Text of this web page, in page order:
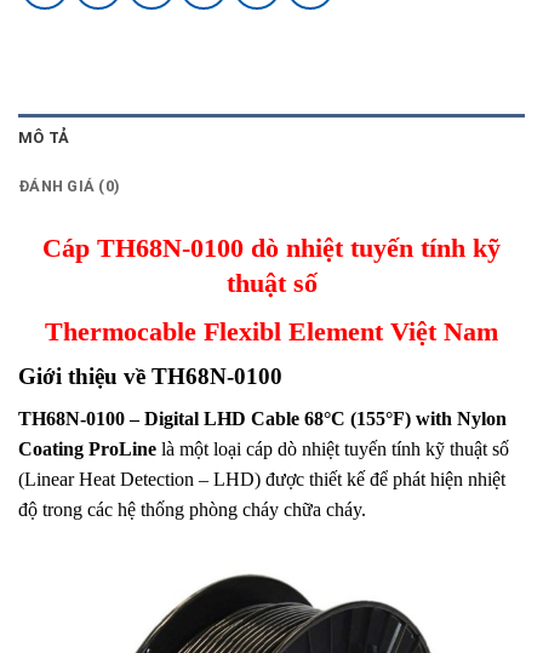
MÔ TẢ
ĐÁNH GIÁ (0)
Cáp TH68N-0100 dò nhiệt tuyến tính kỹ
thuật số
Thermocable Flexibl Element Việt Nam
Giới thiệu về TH68N-0100
TH68N-0100 – Digital LHD Cable 68°C (155°F) with Nylon
Coating ProLine là một loại cáp dò nhiệt tuyến tính kỹ thuật số
(Linear Heat Detection – LHD) được thiết kế để phát hiện nhiệt
độ trong các hệ thống phòng cháy chữa cháy.